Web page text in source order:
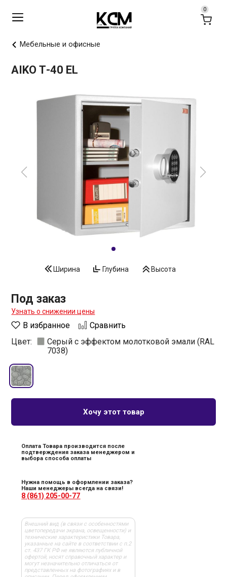
Мебельные и офисные
AIKO Т-40 EL
Ширина Глубина Высота
Под заказ
Узнать о снижении цены
В избранное
Сравнить
Цвет:
Серый с эффектом молотковой эмали (RAL
7038)
Хочу этот товар
Оплата Товара производится после
подтверждения заказа менеджером и
выбора способа оплаты
Нужна помощь в оформлении заказа?
Наши менеджеры всегда на связи!
8 (861) 205-00-77
Внешний вид (в связи с особенностями
цветопередачи экрана, освещенности) и
технические характеристики Товара,
указанные на сайте в соответствии с п.2
ст. 437 ГК РФ не являются публичной
офертой, носят справочный характер и
могут незначительно отличаться от
представленных на фотографиях и в